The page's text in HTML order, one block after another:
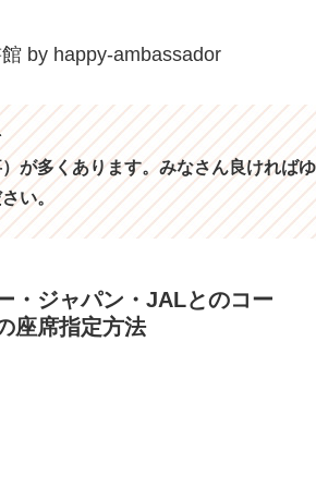
by happy-ambassador
が多くあります。みなさん良ければゆ
い。
・ジャパン・JALとのコー
座席指定方法